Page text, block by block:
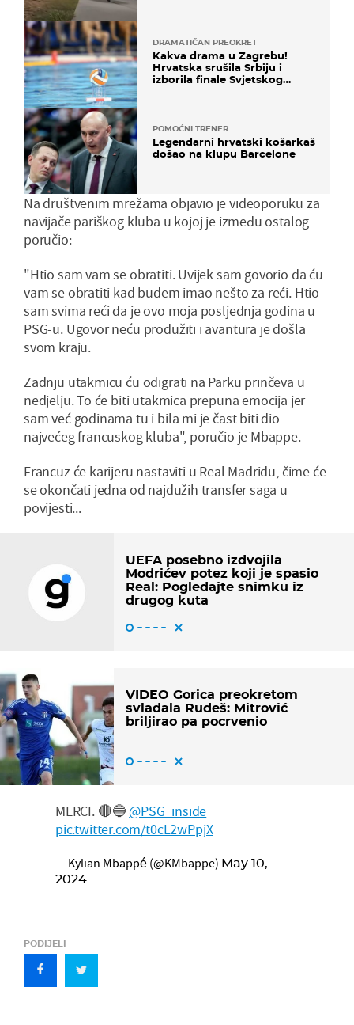
DRAMATIČAN PREOKRET
Kakva drama u Zagrebu!
Hrvatska srušila Srbiju i
izborila finale Svjetskog
POMOĆNI TRENER
Legendarni hrvatski košarkaš
došao na klupu Barcelone
Na društvenim mrežama objavio je videoporuku za
navijače pariškog kluba u kojoj je između ostalog
poručio:
"Htio sam vam se obratiti. Uvijek sam govorio da ću
vam se obratiti kad budem imao nešto za reći. Htio
sam svima reći da je ovo moja posljednja godina u
PSG-u. Ugovor neću produžiti i avantura je došla
svom kraju.
Zadnju utakmicu ću odigrati na Parku prinčeva u
nedjelju. To će biti utakmica prepuna emocija jer
sam već godinama tu i bila mi je čast biti dio
najvećeg francuskog kluba", poručio je Mbappe.
Francuz će karijeru nastaviti u Real Madridu, čime će
se okončati jedna od najdužih transfer saga u
povijesti...
UEFA posebno izdvojila
Modrićev potez koji je spasio
Real: Pogledajte snimku iz
drugog kuta
VIDEO Gorica preokretom
svladala Rudeš: Mitrović
briljirao pa pocrvenio
MERCI. 🔴🔵 @PSG_inside
pic.twitter.com/t0cL2wPpjX
— Kylian Mbappé (@KMbappe) May 10,
2024
PODIJELI